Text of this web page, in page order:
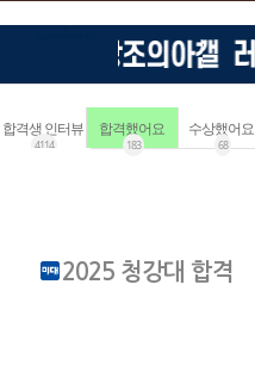
합격생 인터뷰
4114
합격했어요
183
수상했어요
68
2025 청강대 합격